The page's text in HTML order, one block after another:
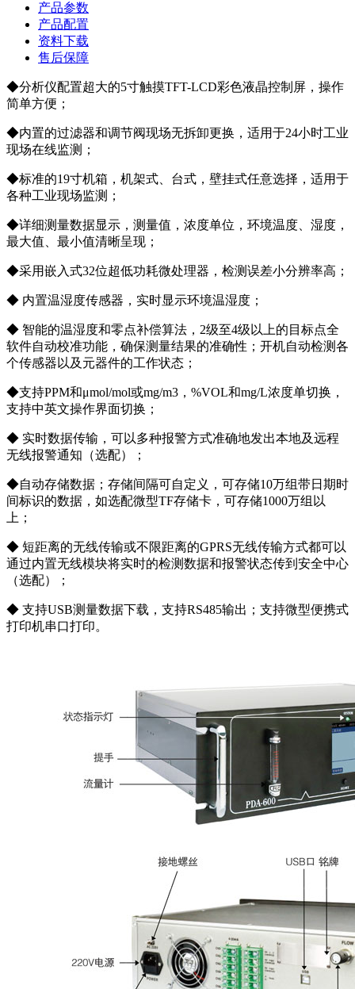
产品参数
产品配置
资料下载
售后保障
◆分析仪配置超大的5寸触摸TFT-LCD彩色液晶控制屏，操作
简单方便；
◆内置的过滤器和调节阀现场无拆卸更换，适用于24小时工业
现场在线监测；
◆标准的19寸机箱，机架式、台式，壁挂式任意选择，适用于
各种工业现场监测；
◆详细测量数据显示，测量值，浓度单位，环境温度、湿度，
最大值、最小值清晰呈现；
◆采用嵌入式32位超低功耗微处理器，检测误差小分辨率高；
◆ 内置温湿度传感器，实时显示环境温湿度；
◆ 智能的温湿度和零点补偿算法，2级至4级以上的目标点全
软件自动校准功能，确保测量结果的准确性；开机自动检测各
个传感器以及元器件的工作状态；
◆支持PPM和μmol/mol或mg/m3，%VOL和mg/L浓度单切换，
支持中英文操作界面切换；
◆ 实时数据传输，可以多种报警方式准确地发出本地及远程
无线报警通知（选配）；
◆自动存储数据；存储间隔可自定义，可存储10万组带日期时
间标识的数据，如选配微型TF存储卡，可存储1000万组以
上；
◆ 短距离的无线传输或不限距离的GPRS无线传输方式都可以
通过内置无线模块将实时的检测数据和报警状态传到安全中心
（选配）；
◆ 支持USB测量数据下载，支持RS485输出；支持微型便携式
打印机串口打印。